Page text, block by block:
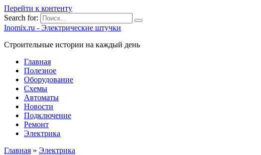
Перейти к контенту
Search for:
Inomix.ru - Электрические штучки
Cтроительные истории на каждый день
Главная
Полезное
Оборудование
Схемы
Автоматы
Новости
Подключение
Ремонт
Электрика
Главная » Электрика